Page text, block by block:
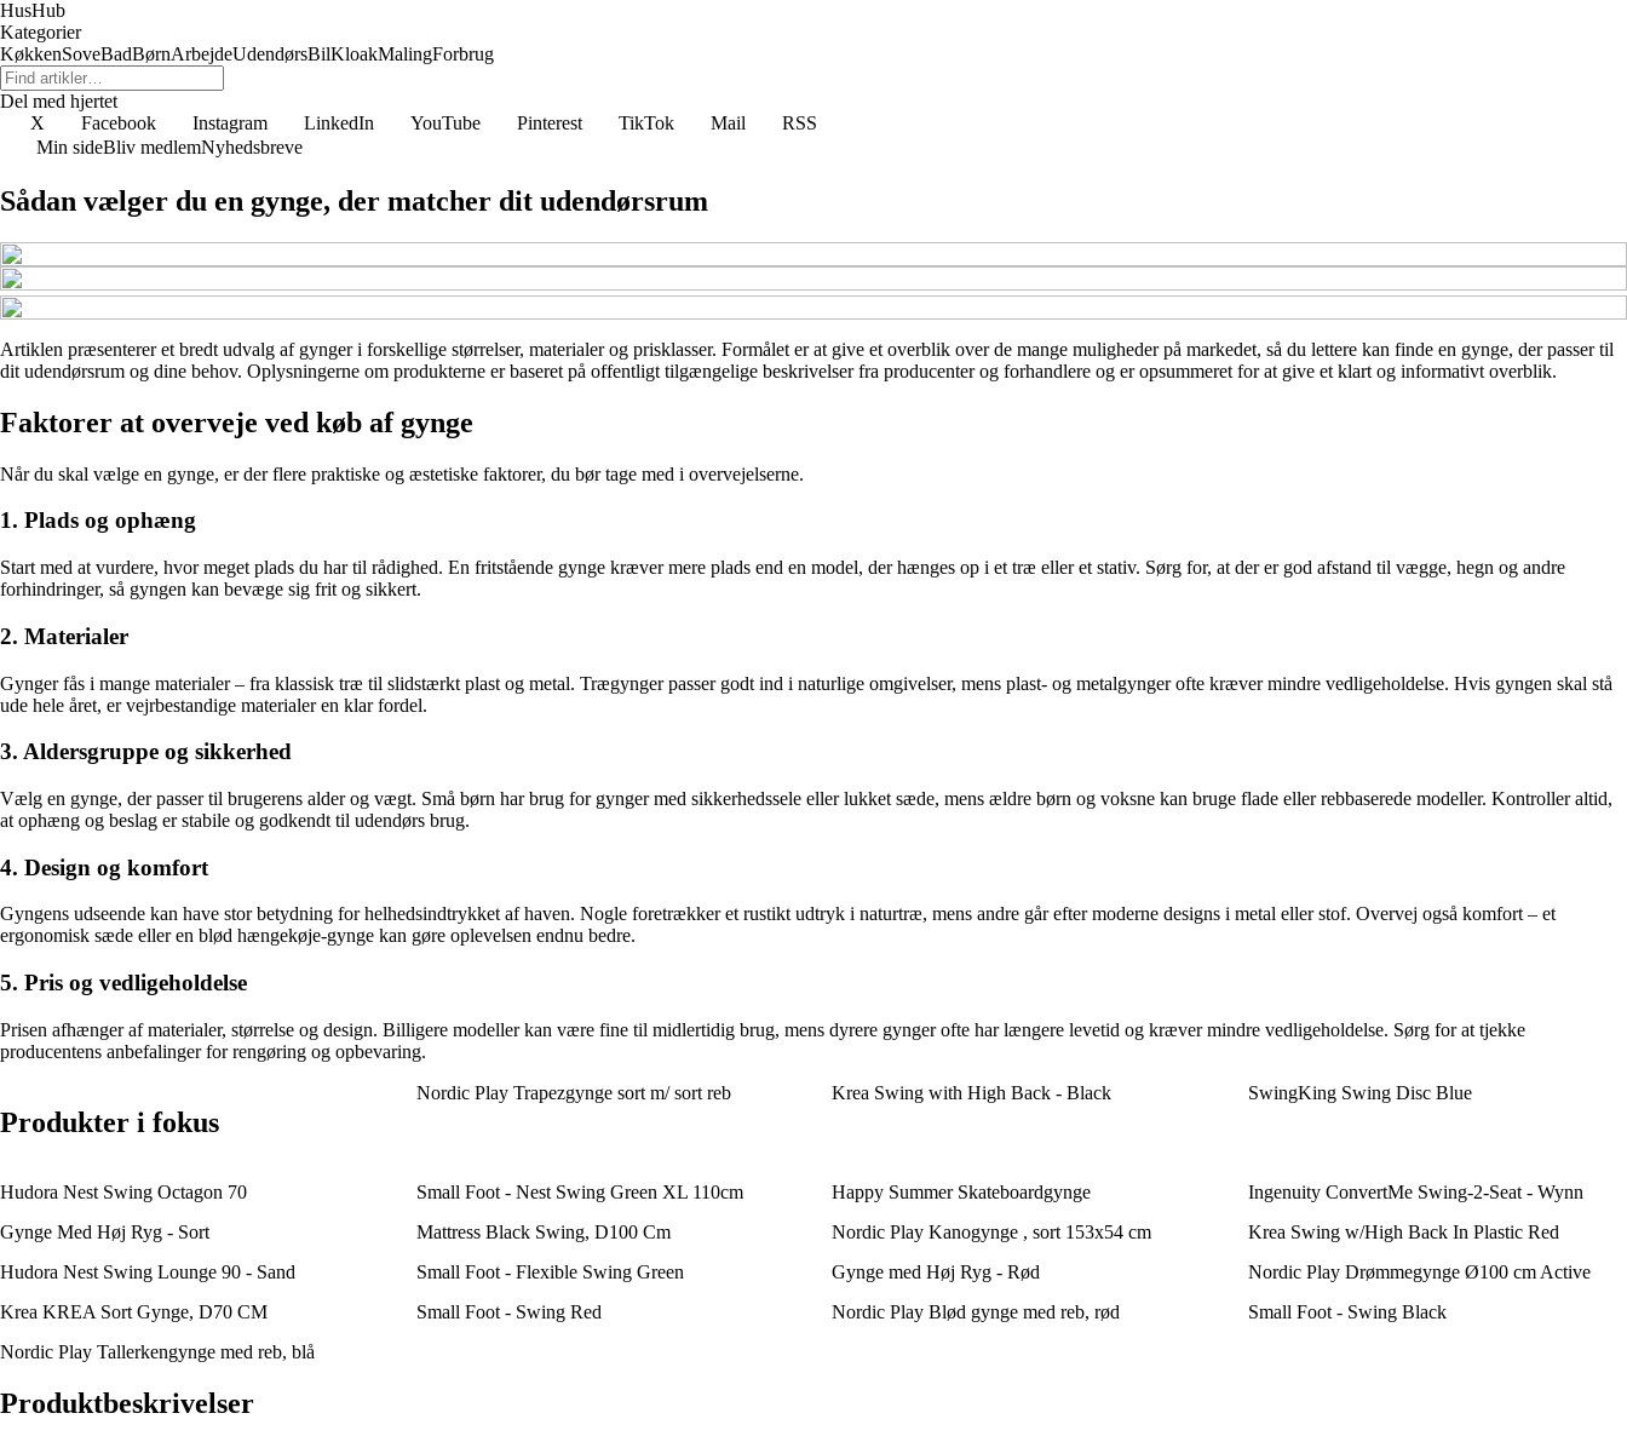
HusHub
Kategorier
KøkkenSoveBadBørnArbejdeUdendørsBilKloakMalingForbrug
Del med hjertet
X
Facebook Instagram LinkedIn YouTube Pinterest TikTok Mail
RSS
Min sideBliv medlemNyhedsbreve
Sådan vælger du en gynge, der matcher dit udendørsrum
Artiklen præsenterer et bredt udvalg af gynger i forskellige størrelser, materialer og prisklasser. Formålet er at give et overblik over de mange muligheder på markedet, så du lettere kan finde en gynge, der passer til
dit udendørsrum og dine behov. Oplysningerne om produkterne er baseret på offentligt tilgængelige beskrivelser fra producenter og forhandlere og er opsummeret for at give et klart og informativt overblik.
Faktorer at overveje ved køb af gynge
Når du skal vælge en gynge, er der flere praktiske og æstetiske faktorer, du bør tage med i overvejelserne.
1. Plads og ophæng
Start med at vurdere, hvor meget plads du har til rådighed. En fritstående gynge kræver mere plads end en model, der hænges op i et træ eller et stativ. Sørg for, at der er god afstand til vægge, hegn og andre
forhindringer, så gyngen kan bevæge sig frit og sikkert.
2. Materialer
Gynger fås i mange materialer – fra klassisk træ til slidstærkt plast og metal. Trægynger passer godt ind i naturlige omgivelser, mens plast- og metalgynger ofte kræver mindre vedligeholdelse. Hvis gyngen skal stå
ude hele året, er vejrbestandige materialer en klar fordel.
3. Aldersgruppe og sikkerhed
Vælg en gynge, der passer til brugerens alder og vægt. Små børn har brug for gynger med sikkerhedssele eller lukket sæde, mens ældre børn og voksne kan bruge flade eller rebbaserede modeller. Kontroller altid,
at ophæng og beslag er stabile og godkendt til udendørs brug.
4. Design og komfort
Gyngens udseende kan have stor betydning for helhedsindtrykket af haven. Nogle foretrækker et rustikt udtryk i naturtræ, mens andre går efter moderne designs i metal eller stof. Overvej også komfort – et
ergonomisk sæde eller en blød hængekøje-gynge kan gøre oplevelsen endnu bedre.
5. Pris og vedligeholdelse
Prisen afhænger af materialer, størrelse og design. Billigere modeller kan være fine til midlertidig brug, mens dyrere gynger ofte har længere levetid og kræver mindre vedligeholdelse. Sørg for at tjekke
producentens anbefalinger for rengøring og opbevaring.
Produkter i fokus
Nordic Play Trapezgynge sort m/ sort reb Krea Swing with High Back - Black SwingKing Swing Disc Blue
Hudora Nest Swing Octagon 70 Small Foot - Nest Swing Green XL 110cm Happy Summer Skateboardgynge
Ingenuity ConvertMe Swing-2-Seat - Wynn
Gynge Med Høj Ryg - Sort
Mattress Black Swing, D100 Cm Nordic Play Kanogynge , sort 153x54 cm
Krea Swing w/High Back In Plastic Red
Hudora Nest Swing Lounge 90 - Sand
Small Foot - Flexible Swing Green Gynge med Høj Ryg - Rød
Nordic Play Drømmegynge Ø100 cm Active
Krea KREA Sort Gynge, D70 CM
Small Foot - Swing Red Nordic Play Blød gynge med reb, rød
Small Foot - Swing Black
Nordic Play Tallerkengynge med reb, blå
Produktbeskrivelser